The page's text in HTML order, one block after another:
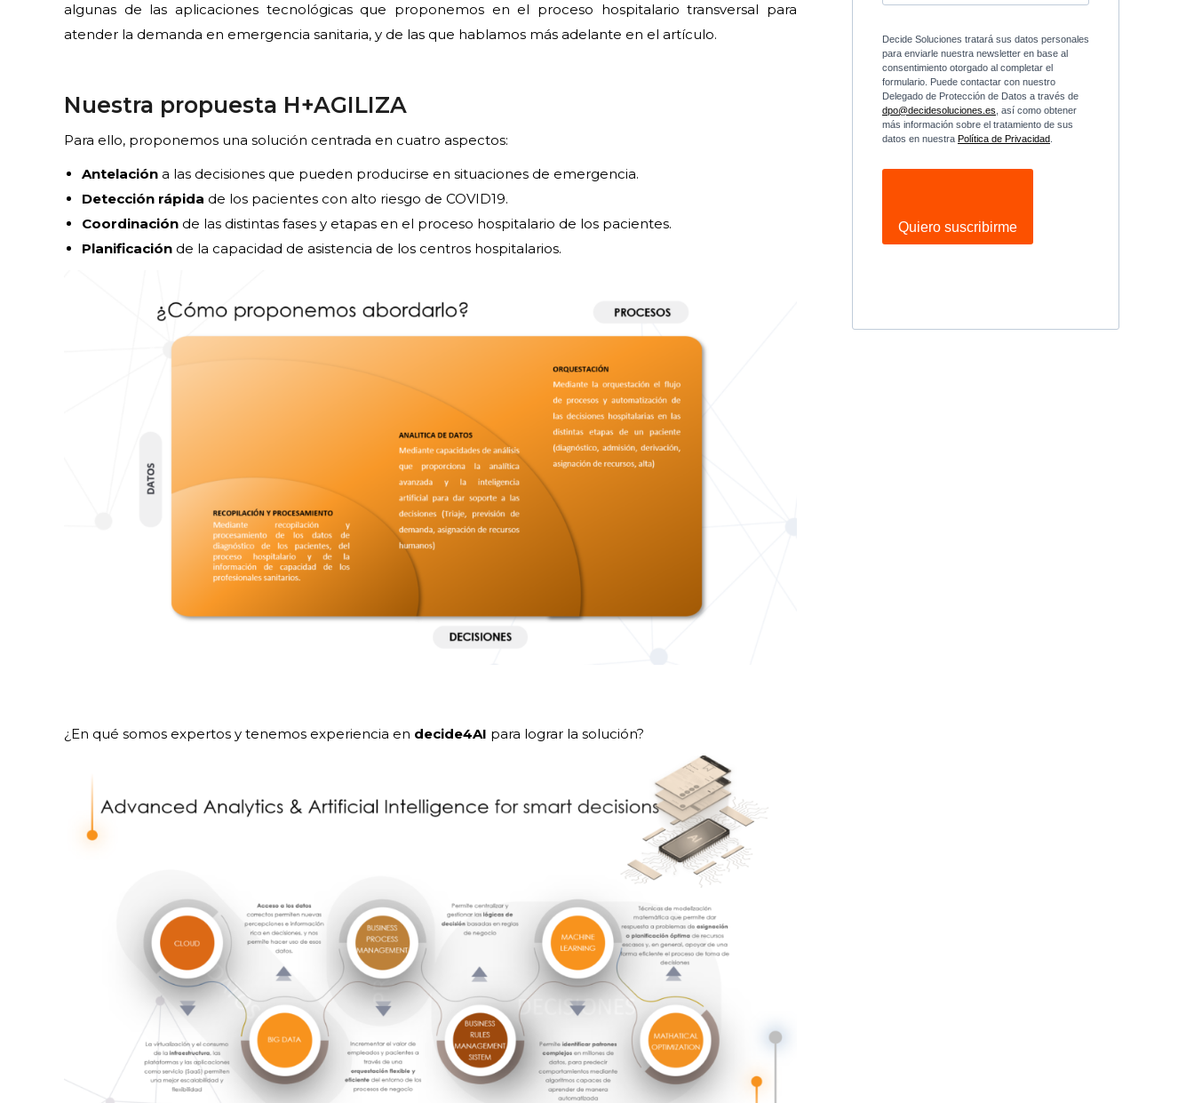
algunas de las aplicaciones tecnológicas que proponemos en el proceso hospitalario transversal para
atender la demanda en emergencia sanitaria, y de las que hablamos más adelante en el artículo.
Nuestra propuesta H+AGILIZA
Para ello, proponemos una solución centrada en cuatro aspectos:
Antelación a las decisiones que pueden producirse en situaciones de emergencia.
Detección rápida de los pacientes con alto riesgo de COVID19.
Coordinación de las distintas fases y etapas en el proceso hospitalario de los pacientes.
Planificación de la capacidad de asistencia de los centros hospitalarios.
¿En qué somos expertos y tenemos experiencia en decide4AI para lograr la solución?
Decide Soluciones tratará sus datos personales
para enviarle nuestra newsletter en base al
consentimiento otorgado al completar el
formulario. Puede contactar con nuestro
Delegado de Protección de Datos a través de
dpo@decidesoluciones.es , así como obtener
más información sobre el tratamiento de sus
datos en nuestra Política de Privacidad
Quiero suscribirme